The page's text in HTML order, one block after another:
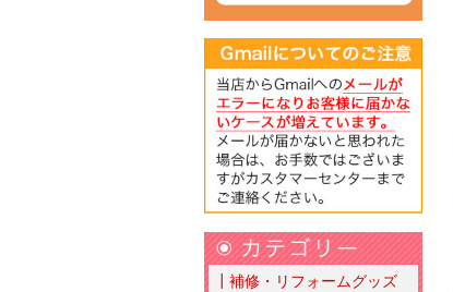
┃補修・リフォームグッズ